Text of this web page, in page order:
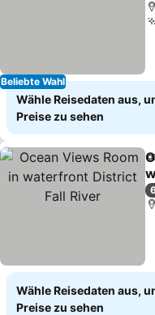
Beliebte Wahl
Wähle Reisedaten aus,
Preise zu sehen
Wähle Reisedaten aus,
Preise zu sehen